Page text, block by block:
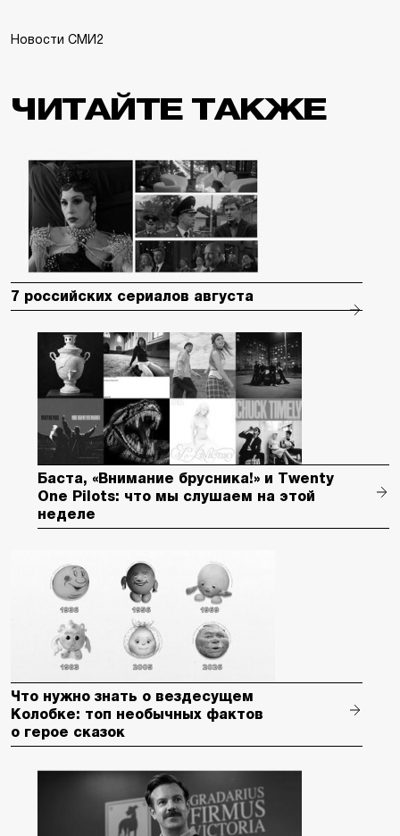
Новости СМИ2
ЧИТАЙТЕ ТАКЖЕ
7 российских сериалов августа
Баста, «Внимание брусника!» и Twenty
One Pilots: что мы слушаем на этой
неделе
Что нужно знать о вездесущем
Колобке: топ необычных фактов
о герое сказок